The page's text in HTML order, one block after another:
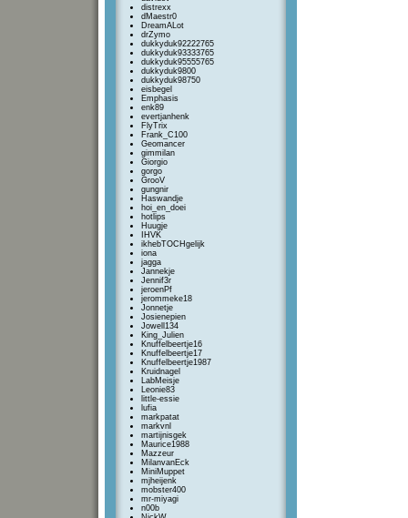
distrexx
dMaestr0
DreamALot
drZymo
dukkyduk92222765
dukkyduk93333765
dukkyduk95555765
dukkyduk9800
dukkyduk98750
eisbegel
Emphasis
enk89
evertjanhenk
FlyTrix
Frank_C100
Geomancer
gimmilan
Giorgio
gorgo
GrooV
gungnir
Haswandje
hoi_en_doei
hotlips
Huugje
IHVK
ikhebTOCHgelijk
iona
jagga
Jannekje
Jennif3r
jeroenPf
jerommeke18
Jonnetje
Josienepien
Jowell134
King_Julien
Knuffelbeertje16
Knuffelbeertje17
Knuffelbeertje1987
Kruidnagel
LabMeisje
Leonie83
little-essie
lufia
markpatat
markvnl
martijnisgek
Maurice1988
Mazzeur
MilanvanEck
MiniMuppet
mjheijenk
mobster400
mr-miyagi
n00b